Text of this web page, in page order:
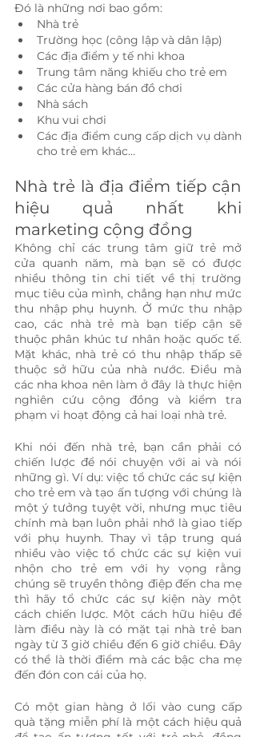
Đó là những nơi bao gồm:
Nhà trẻ
Trường học (công lập và dân lập)
Các địa điểm y tế nhi khoa
Trung tâm năng khiếu cho trẻ em
Các cửa hàng bán đồ chơi
Nhà sách
Khu vui chơi
Các địa điểm cung cấp dịch vụ dành
cho trẻ em khác…
Nhà trẻ là địa điểm tiếp cận
hiệu quả nhất khi
marketing cộng đồng
Không chỉ các trung tâm giữ trẻ mở
cửa quanh năm, mà bạn sẽ có được
nhiều thông tin chi tiết về thị trường
mục tiêu của mình, chẳng hạn như mức
thu nhập phụ huynh. Ở mức thu nhập
cao, các nhà trẻ mà bạn tiếp cận sẽ
thuộc phân khúc tư nhân hoặc quốc tế.
Mặt khác, nhà trẻ có thu nhập thấp sẽ
thuộc sở hữu của nhà nước. Điều mà
các nha khoa nên làm ở đây là thực hiện
nghiên cứu cộng đồng và kiểm tra
phạm vi hoạt động cả hai loại nhà trẻ.
Khi nói đến nhà trẻ, bạn cần phải có
chiến lược để nói chuyện với ai và nói
những gì. Ví dụ: việc tổ chức các sự kiện
cho trẻ em và tạo ấn tượng với chúng là
một ý tưởng tuyệt vời, nhưng mục tiêu
chính mà bạn luôn phải nhớ là giao tiếp
với phụ huynh. Thay vì tập trung quá
nhiều vào việc tổ chức các sự kiện vui
nhộn cho trẻ em với hy vọng rằng
chúng sẽ truyền thông điệp đến cha mẹ
thì hãy tổ chức các sự kiện này một
cách chiến lược. Một cách hữu hiệu để
làm điều này là có mặt tại nhà trẻ ban
ngày từ 3 giờ chiều đến 6 giờ chiều. Đây
có thể là thời điểm mà các bậc cha mẹ
đến đón con cái của họ.
Có một gian hàng ở lối vào cung cấp
quà tặng miễn phí là một cách hiệu quả